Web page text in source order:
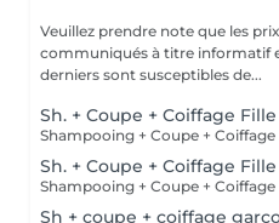
Veuillez prendre note que les
communiqués à titre informatif
derniers sont susceptibles de...
Sh. + Coupe + Coiffage
Shampooing + Coupe + Coiffage
Sh. + Coupe + Coiffage Fille
Shampooing + Coupe + Coiffage
Sh + coupe + coiffage